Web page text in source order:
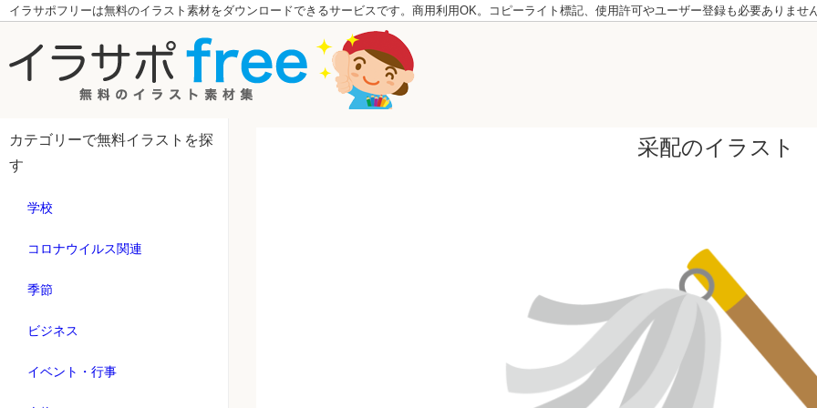
イラサポフリーは無料のイラスト素材をダウンロードできるサービスです。商用利用OK。コピーライト標記、使用許可やユーザー登録も必要ありませ
カテゴリーで無料イラストを探
す
学校
コロナウイルス関連
季節
ビジネス
イベント・行事
采配のイラスト